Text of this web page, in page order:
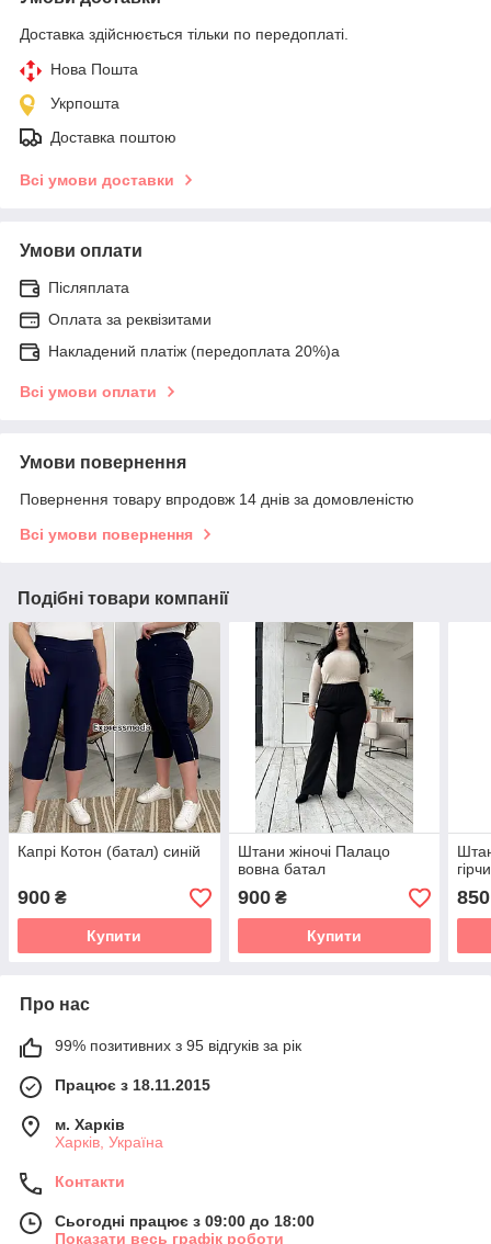
Доставка здійснюється тільки по передоплаті.
Нова Пошта
Укрпошта
Доставка поштою
Всі умови доставки
Умови оплати
Післяплата
Оплата за реквізитами
Накладений платіж (передоплата 20%)а
Всі умови оплати
Умови повернення
Повернення товару впродовж 14 днів за домовленістю
Всі умови повернення
Подібні товари компанії
Капрі Котон (батал) синій
900 ₴
Купити
Штани жіночі Палацо
вовна батал
900₴
Купити
850
Про нас
99% позитивних з 95 відгуків за рік
Працює з 18.11.2015
м. Харків
Харків, Україна
Контакти
Сьогодні працює з 09:00 до 18:00
Показати весь графік роботи